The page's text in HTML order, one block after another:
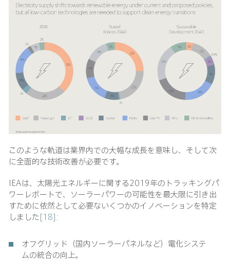
このような軌道は業界内での大幅な成長を意味し、そして次
に全面的な技術改善が必要です。
IEAは、太陽光エネルギーに関する2019年のトラッキングパ
ワーレポートで、ソーラーパワーの可能性を最大限に引き出
すために依然として必要ないくつかのイノベーションを特定
しました[18]:
オフグリッド（国内ソーラーパネルなど）電化システ
ムの統合の向上。